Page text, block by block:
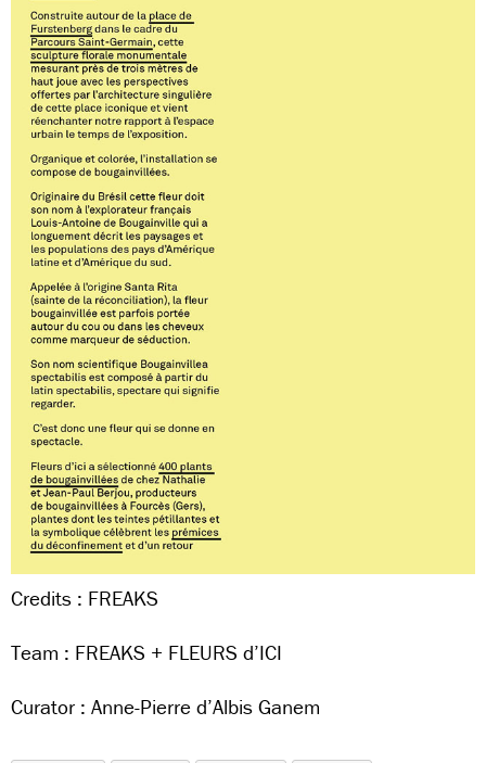
Credits : FREAKS
Team : FREAKS + FLEURS d’ICI
Curator : Anne-Pierre d’Albis Ganem